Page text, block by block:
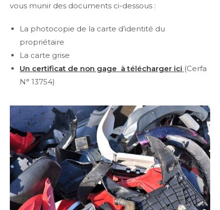
vous munir des documents ci-dessous :
La photocopie de la carte d’identité du
propriétaire
La carte grise
Un certificat de non gage à télécharger ici (Cerfa
N° 13754)